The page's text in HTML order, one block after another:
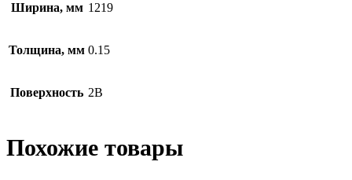
Ширина, мм 1219
Толщина, мм 0.15
Поверхность 2B
Похожие товары